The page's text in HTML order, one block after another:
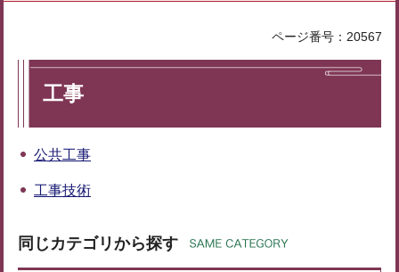
ページ番号：20567
工事
公共工事
工事技術
同じカテゴリから探す